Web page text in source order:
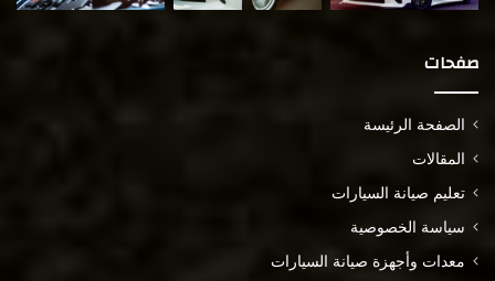
صفحات
الصفحة الرئيسة
المقالات
تعليم صيانة السيارات
سياسة الخصوصية
معدات وأجهزة صيانة السيارات